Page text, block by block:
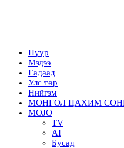
Нүүр
Мэдээ
Гадаад
Улс төр
Нийгэм
МОНГОЛ ЦАХИМ
MOJO
TV
AI
Бусад